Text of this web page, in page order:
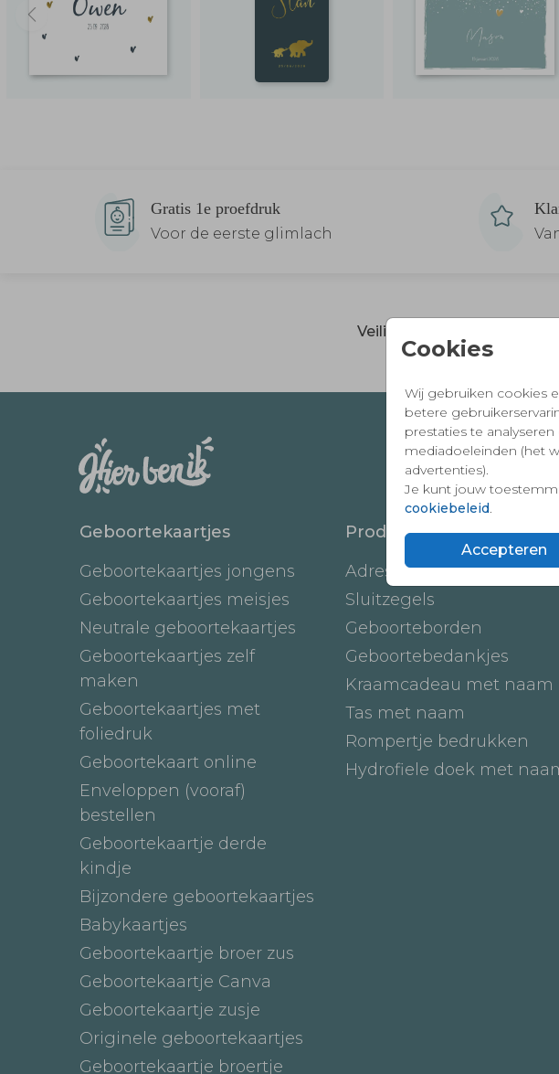
Cookies
Wij gebruiken cookies
betere
prestaties te
mediadoeleinden (het
advertenties).
Je kunt jouw
cookiebeleid
Accepteren
Gratis 1e proefdruk
Voor de eerste glimlach
Veilig en vertrouwd
Geboortekaartjes
Geboortekaartjes jongens
Geboortekaartjes meisjes
Neutrale geboortekaartjes
Geboortekaartjes zelf
maken
Geboortekaartjes met
foliedruk
Geboortekaart online
Enveloppen (vooraf)
bestellen
Geboortekaartje derde
kindje
Bijzondere geboortekaartjes
Babykaartjes
Geboortekaartje broer zus
Geboortekaartje Canva
Geboortekaartje zusje
Originele geboortekaartjes
Geboortekaartje broertje
Producten
Adresstickers
Sluitzegels
Geboorteborden
Geboortebedankjes
Kraamcadeau met naam
Tas met naam
Rompertje bedrukken
Hydrofiele doek met